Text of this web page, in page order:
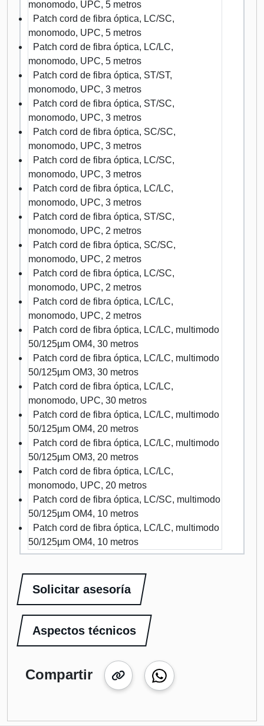
monomodo, UPC, 5 metros
Patch cord de fibra óptica, LC/SC,
monomodo, UPC, 5 metros
Patch cord de fibra óptica, LC/LC,
monomodo, UPC, 5 metros
Patch cord de fibra óptica, ST/ST,
monomodo, UPC, 3 metros
Patch cord de fibra óptica, ST/SC,
monomodo, UPC, 3 metros
Patch cord de fibra óptica, SC/SC,
monomodo, UPC, 3 metros
Patch cord de fibra óptica, LC/SC,
monomodo, UPC, 3 metros
Patch cord de fibra óptica, LC/LC,
monomodo, UPC, 3 metros
Patch cord de fibra óptica, ST/SC,
monomodo, UPC, 2 metros
Patch cord de fibra óptica, SC/SC,
monomodo, UPC, 2 metros
Patch cord de fibra óptica, LC/SC,
monomodo, UPC, 2 metros
Patch cord de fibra óptica, LC/LC,
monomodo, UPC, 2 metros
Patch cord de fibra óptica, LC/LC, multimodo
50/125µm OM4, 30 metros
Patch cord de fibra óptica, LC/LC, multimodo
50/125µm OM3, 30 metros
Patch cord de fibra óptica, LC/LC,
monomodo, UPC, 30 metros
Patch cord de fibra óptica, LC/LC, multimodo
50/125µm OM4, 20 metros
Patch cord de fibra óptica, LC/LC, multimodo
50/125µm OM3, 20 metros
Patch cord de fibra óptica, LC/LC,
monomodo, UPC, 20 metros
Patch cord de fibra óptica, LC/SC, multimodo
50/125µm OM4, 10 metros
Patch cord de fibra óptica, LC/LC, multimodo
50/125µm OM4, 10 metros
Solicitar asesoría
Aspectos técnicos
Compartir